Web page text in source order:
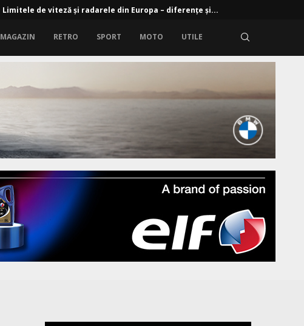
Limitele de viteză și radarele din Europa – diferențe și...
MAGAZIN RETRO SPORT MOTO UTILE